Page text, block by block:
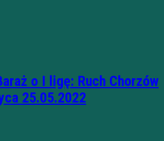
o I ligę: Ruch Chorzów
25.05.2022